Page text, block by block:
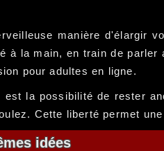
manière d'élargir
la main, en train de
pour adultes en ligne.
la possibilité de rester
Cette liberté permet
idées